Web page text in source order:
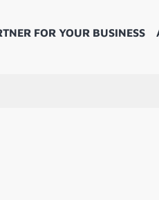
FOR YOUR BUSINESS